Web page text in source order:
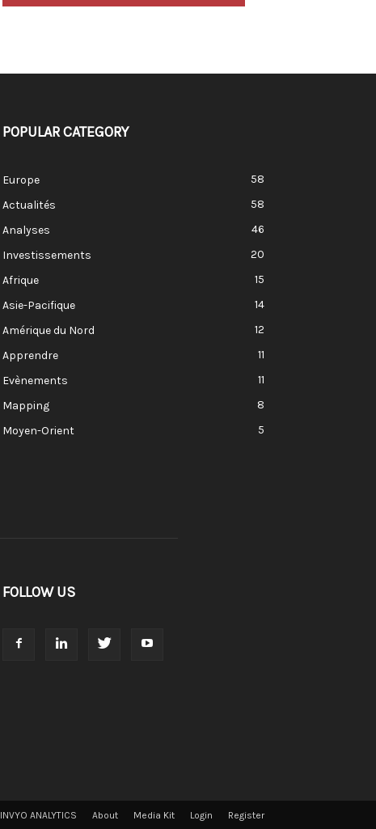
POPULAR CATEGORY
Europe
58
Actualités
58
Analyses
46
Investissements
20
Afrique
15
Asie-Pacifique
14
Amérique du Nord
12
Apprendre
11
Evènements
11
Mapping
8
Moyen-Orient
5
FOLLOW US
INVYO ANALYTICS About Media Kit Login Register